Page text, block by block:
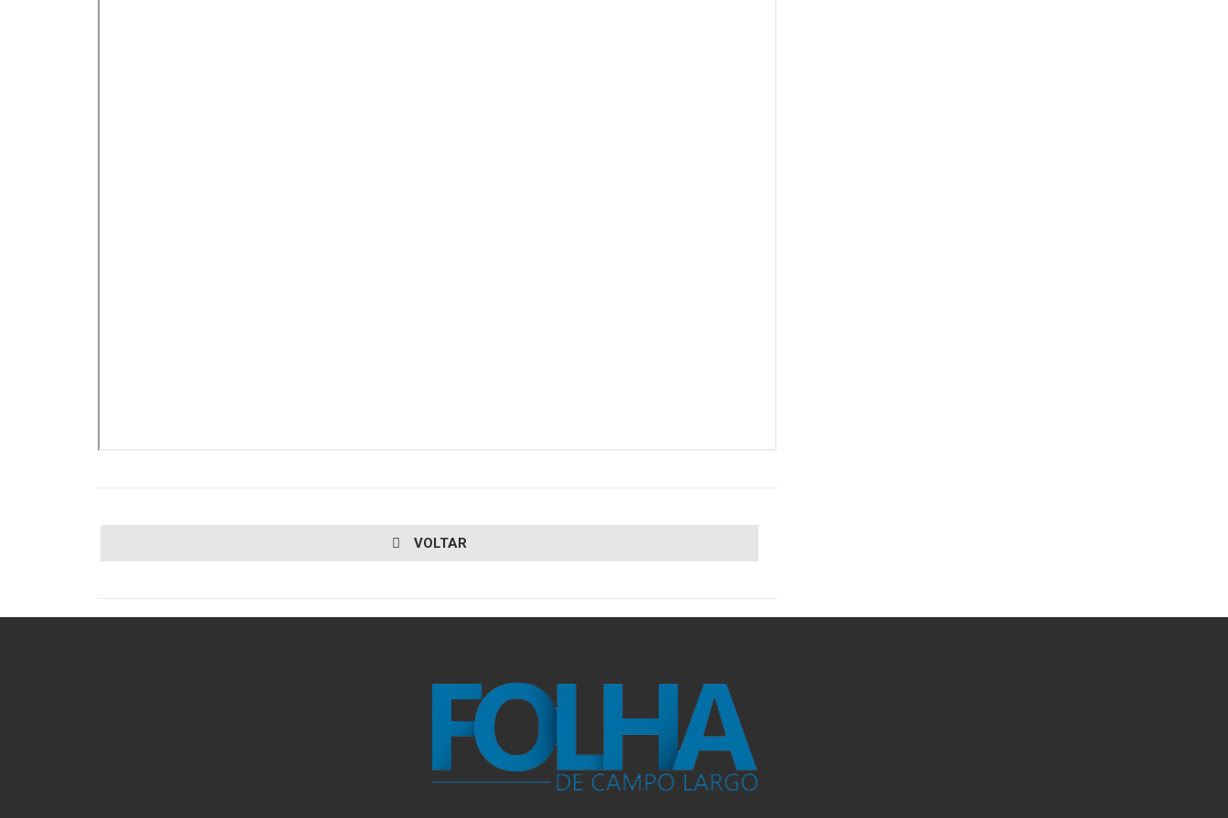
VOLTAR